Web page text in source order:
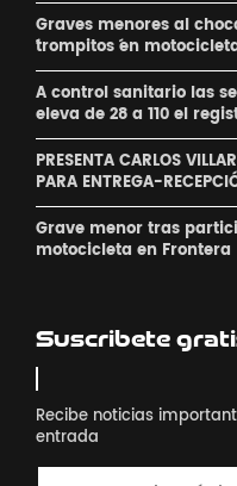
Graves menores al
´trompitos ´en
A control sanitario las
eleva de 28 a 110 el
PRESENTA CARLOS
PARA ENTREGA-
Grave menor tras
motocicleta en Frontera
Suscribete
Recibe noticias
entrada